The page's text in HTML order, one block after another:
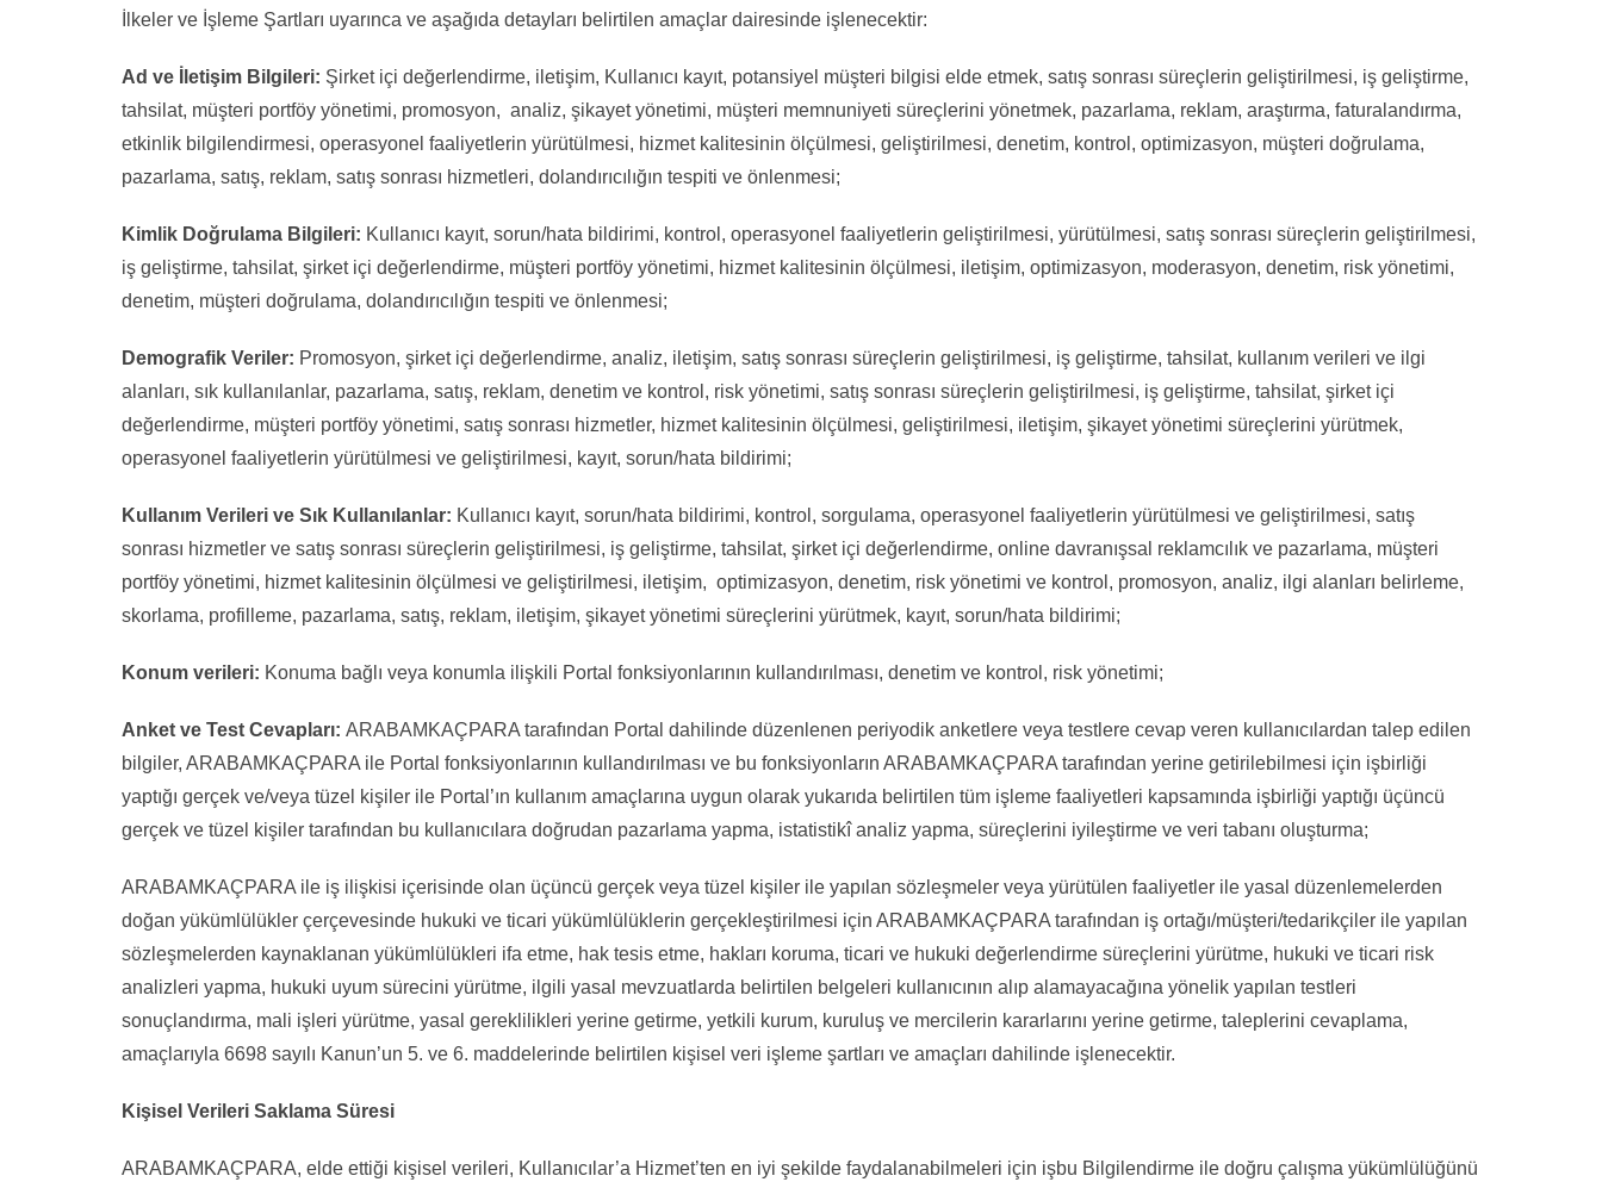
İlkeler ve İşleme Şartları uyarınca ve aşağıda detayları belirtilen amaçlar dairesinde işlenecektir:
Ad ve İletişim Bilgileri: Şirket içi değerlendirme, iletişim, Kullanıcı kayıt, potansiyel müşteri bilgisi elde etmek, satış sonrası süreçlerin geliştirilmesi, iş geliştirme,
tahsilat, müşteri portföy yönetimi, promosyon, analiz, şikayet yönetimi, müşteri memnuniyeti süreçlerini yönetmek, pazarlama, reklam, araştırma, faturalandırma,
etkinlik bilgilendirmesi, operasyonel faaliyetlerin yürütülmesi, hizmet kalitesinin ölçülmesi, geliştirilmesi, denetim, kontrol, optimizasyon, müşteri doğrulama,
pazarlama, satış, reklam, satış sonrası hizmetleri, dolandırıcılığın tespiti ve önlenmesi;
Kimlik Doğrulama Bilgileri: Kullanıcı kayıt, sorun/hata bildirimi, kontrol, operasyonel faaliyetlerin geliştirilmesi, yürütülmesi, satış sonrası süreçlerin geliştirilmesi,
iş geliştirme, tahsilat, şirket içi değerlendirme, müşteri portföy yönetimi, hizmet kalitesinin ölçülmesi, iletişim, optimizasyon, moderasyon, denetim, risk yönetimi,
denetim, müşteri doğrulama, dolandırıcılığın tespiti ve önlenmesi;
Demografik Veriler: Promosyon, şirket içi değerlendirme, analiz, iletişim, satış sonrası süreçlerin geliştirilmesi, iş geliştirme, tahsilat, kullanım verileri ve ilgi
alanları, sık kullanılanlar, pazarlama, satış, reklam, denetim ve kontrol, risk yönetimi, satış sonrası süreçlerin geliştirilmesi, iş geliştirme, tahsilat, şirket içi
değerlendirme, müşteri portföy yönetimi, satış sonrası hizmetler, hizmet kalitesinin ölçülmesi, geliştirilmesi, iletişim, şikayet yönetimi süreçlerini yürütmek,
operasyonel faaliyetlerin yürütülmesi ve geliştirilmesi, kayıt, sorun/hata bildirimi;
Kullanım Verileri ve Sık Kullanılanlar: Kullanıcı kayıt, sorun/hata bildirimi, kontrol, sorgulama, operasyonel faaliyetlerin yürütülmesi ve geliştirilmesi, satış
sonrası hizmetler ve satış sonrası süreçlerin geliştirilmesi, iş geliştirme, tahsilat, şirket içi değerlendirme, online davranışsal reklamcılık ve pazarlama, müşteri
portföy yönetimi, hizmet kalitesinin ölçülmesi ve geliştirilmesi, iletişim, optimizasyon, denetim, risk yönetimi ve kontrol, promosyon, analiz, ilgi alanları belirleme,
skorlama, profilleme, pazarlama, satış, reklam, iletişim, şikayet yönetimi süreçlerini yürütmek, kayıt, sorun/hata bildirimi;
Konum verileri: Konuma bağlı veya konumla ilişkili Portal fonksiyonlarının kullandırılması, denetim ve kontrol, risk yönetimi;
Anket ve Test Cevapları: ARABAMKAÇPARA tarafından Portal dahilinde düzenlenen periyodik anketlere veya testlere cevap veren kullanıcılardan talep edilen
bilgiler, ARABAMKAÇPARA ile Portal fonksiyonlarının kullandırılması ve bu fonksiyonların ARABAMKAÇPARA tarafından yerine getirilebilmesi için işbirliği
yaptığı gerçek ve/veya tüzel kişiler ile Portal’ın kullanım amaçlarına uygun olarak yukarıda belirtilen tüm işleme faaliyetleri kapsamında işbirliği yaptığı üçüncü
gerçek ve tüzel kişiler tarafından bu kullanıcılara doğrudan pazarlama yapma, istatistikî analiz yapma, süreçlerini iyileştirme ve veri tabanı oluşturma;
ARABAMKAÇPARA ile iş ilişkisi içerisinde olan üçüncü gerçek veya tüzel kişiler ile yapılan sözleşmeler veya yürütülen faaliyetler ile yasal düzenlemelerden
doğan yükümlülükler çerçevesinde hukuki ve ticari yükümlülüklerin gerçekleştirilmesi için ARABAMKAÇPARA tarafından iş ortağı/müşteri/tedarikçiler ile yapılan
sözleşmelerden kaynaklanan yükümlülükleri ifa etme, hak tesis etme, hakları koruma, ticari ve hukuki değerlendirme süreçlerini yürütme, hukuki ve ticari risk
analizleri yapma, hukuki uyum sürecini yürütme, ilgili yasal mevzuatlarda belirtilen belgeleri kullanıcının alıp alamayacağına yönelik yapılan testleri
sonuçlandırma, mali işleri yürütme, yasal gereklilikleri yerine getirme, yetkili kurum, kuruluş ve mercilerin kararlarını yerine getirme, taleplerini cevaplama,
amaçlarıyla 6698 sayılı Kanun’un 5. ve 6. maddelerinde belirtilen kişisel veri işleme şartları ve amaçları dahilinde işlenecektir.
Kişisel Verileri Saklama Süresi
ARABAMKAÇPARA, elde ettiği kişisel verileri, Kullanıcılar’a Hizmet’ten en iyi şekilde faydalanabilmeleri için işbu Bilgilendirme ile doğru çalışma yükümlülüğünü